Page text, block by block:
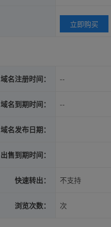
立即购买
域名注册时间： --
域名到期时间： --
域名发布日期：
出售到期时间：
快速转出： 不支持
浏览次数： 次